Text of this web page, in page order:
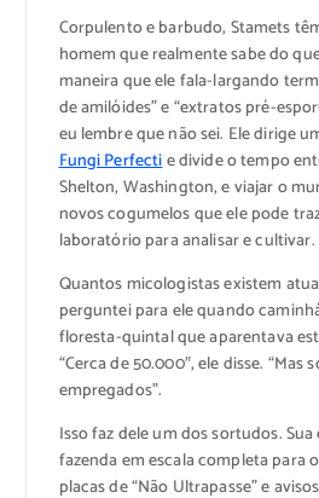
Corpulento e barbudo, Stamets
homem que realmente sabe do
maneira que ele fala-largando
de amilóides” e “extratos pré-
eu lembre que não sei. Ele dirige
Fungi Perfectie divide o tempo
Shelton, Washington, e viajar o
novos cogumelos que ele pode
laboratório para analisar e cultivar.
Quantos micologistas existem
perguntei para ele quando
floresta-quintal que aparentava
“Cerca de 50.000″, ele disse.
empregados”.
Isso faz dele um dos sortudos.
fazenda em escala completa para
placas de “Não Ultrapasse” e